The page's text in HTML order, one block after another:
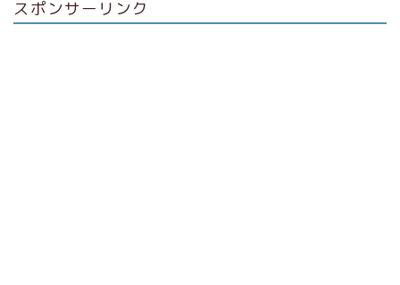
スポンサーリンク